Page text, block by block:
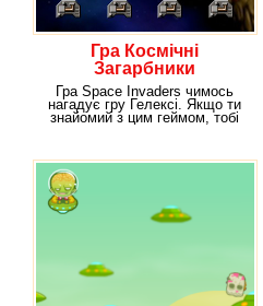
Гра Космічні
Загарбники
Гра Space Invaders чимось
нагадує гру Гелексі. Якщо ти
знайомий з цим геймом, тобі